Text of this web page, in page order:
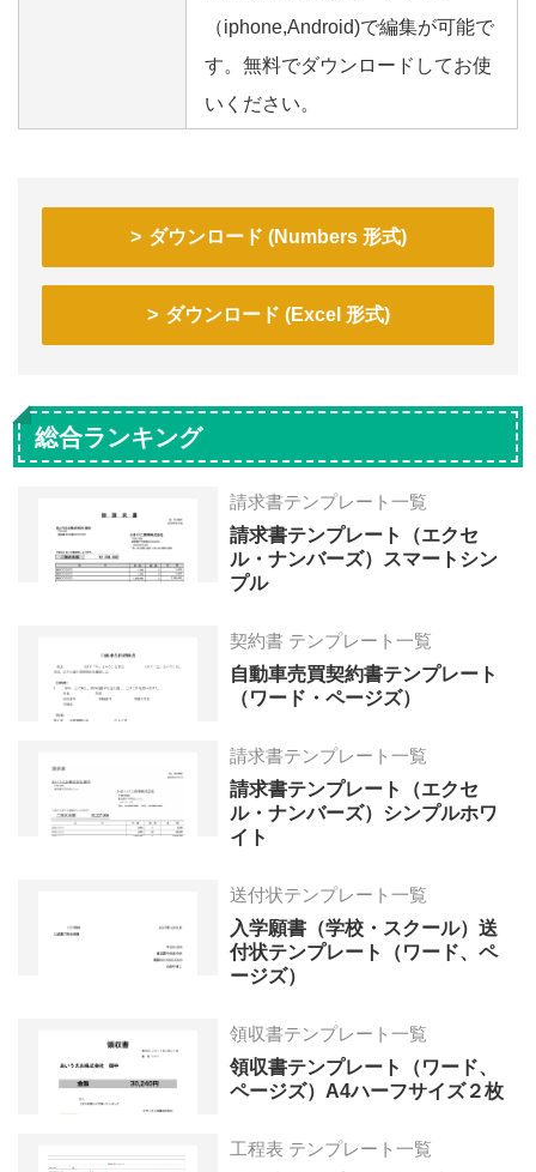
（iphone,Android)で編集が可能で
す。無料でダウンロードしてお使
いください。
ダウンロード (Numbers 形式)
ダウンロード (Excel 形式)
総合ランキング
請求書テンプレート一覧
請求書テンプレート（エクセ
ル・ナンバーズ）スマートシン
プル
契約書 テンプレート一覧
自動車売買契約書テンプレート
（ワード・ページズ）
請求書テンプレート一覧
請求書テンプレート（エクセ
ル・ナンバーズ）シンプルホワ
イト
送付状テンプレート一覧
入学願書（学校・スクール）送
付状テンプレート（ワード、ペ
ージズ）
領収書テンプレート一覧
領収書テンプレート（ワード、
ページズ）A4ハーフサイズ２枚
工程表 テンプレート一覧